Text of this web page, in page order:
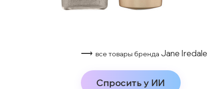
⟶ все товары бренда Jane Iredale
Спросить у ИИ